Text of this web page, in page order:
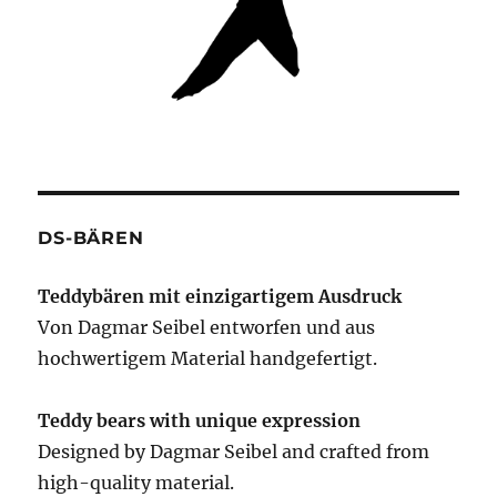
DS-BÄREN
Teddybären mit einzigartigem Ausdruck
Von Dagmar Seibel entworfen und aus
hochwertigem Material handgefertigt.
Teddy bears with unique expression
Designed by Dagmar Seibel and crafted from
high-quality material.